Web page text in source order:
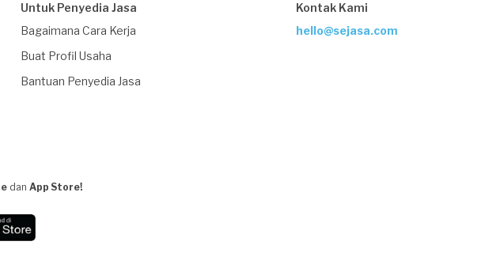
Untuk Penyedia Jasa
Bagaimana Cara Kerja
Buat Profil Usaha
Bantuan Penyedia Jasa
Kontak Kami
hello@sejasa.com
dan App Store!